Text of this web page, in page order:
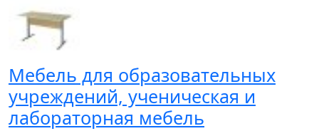
Мебель для образовательных
учреждений, ученическая и
лабораторная мебель